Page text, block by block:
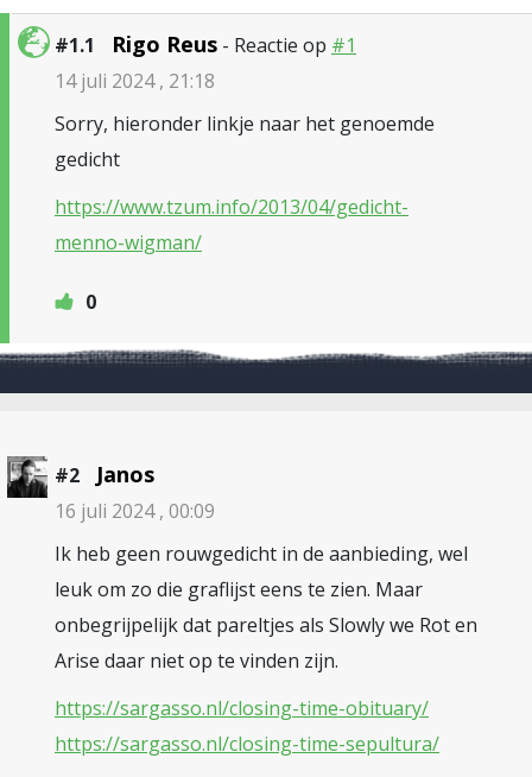
#1.1 Rigo Reus - Reactie op #1
14 juli 2024 , 21:18
Sorry, hieronder linkje naar het genoemde
gedicht
https://www.tzum.info/2013/04/gedicht-
menno-wigman/
0
#2 Janos
16 juli 2024 , 00:09
Ik heb geen rouwgedicht in de aanbieding, wel
leuk om zo die graflijst eens te zien. Maar
onbegrijpelijk dat pareltjes als Slowly we Rot en
Arise daar niet op te vinden zijn.
https://sargasso.nl/closing-time-obituary/
https://sargasso.nl/closing-time-sepultura/